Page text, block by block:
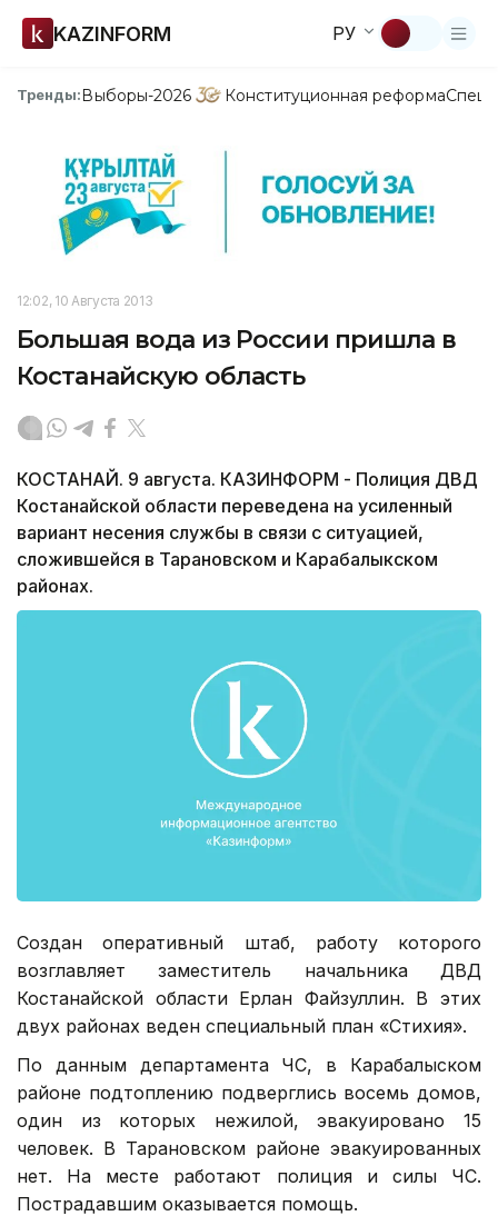
KAZINFORM РУ
Тренды:Выборы-2026 Конституционная реформа
12:02, 10 Августа 2013
Большая вода из России пришла в
Костанайскую область
КОСТАНАЙ. 9 августа. КАЗИНФОРМ - Полиция ДВД
Костанайской области переведена на усиленный
вариант несения службы в связи с ситуацией,
сложившейся в Тарановском и Карабалыкском
районах.
Создан оперативный штаб, работу которого
возглавляет заместитель начальника ДВД
Костанайской области Ерлан Файзуллин. В этих
двух районах веден специальный план «Стихия».
По данным департамента ЧС, в Карабалыском
районе подтоплению подверглись восемь домов,
один из которых нежилой, эвакуировано 15
человек. В Тарановском районе эвакуированных
нет. На месте работают полиция и силы ЧС.
Пострадавшим оказывается помощь.